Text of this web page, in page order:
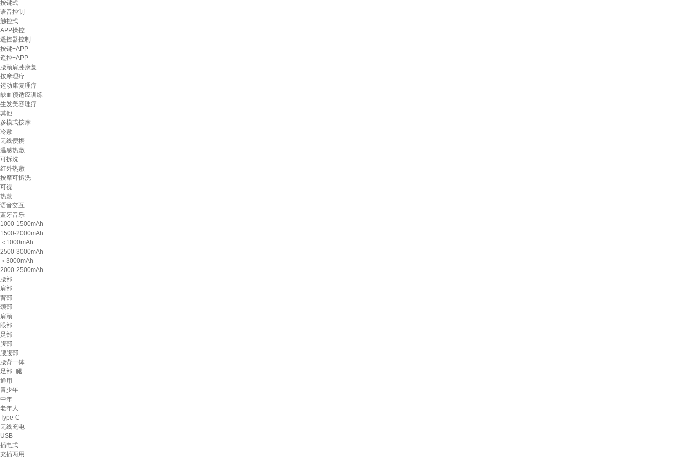
按键式
语音控制
触控式
APP操控
遥控器控制
按键+APP
遥控+APP
腰颈肩膝康复
按摩理疗
运动康复理疗
缺血预适应训练
生发美容理疗
其他
多模式按摩
冷敷
无线便携
温感热敷
可拆洗
红外热敷
按摩可拆洗
可视
热敷
语音交互
蓝牙音乐
1000-1500mAh
1500-2000mAh
＜1000mAh
2500-3000mAh
＞3000mAh
2000-2500mAh
腰部
肩部
背部
颈部
肩颈
眼部
足部
腹部
腰腹部
腰背一体
足部+腿
通用
青少年
中年
老年人
Type-C
无线充电
USB
插电式
充插两用